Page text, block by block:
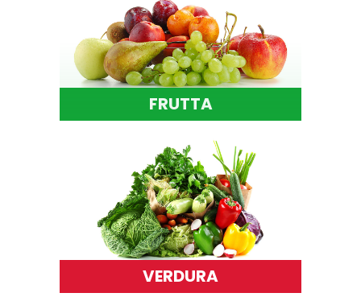
FRUTTA
VERDURA